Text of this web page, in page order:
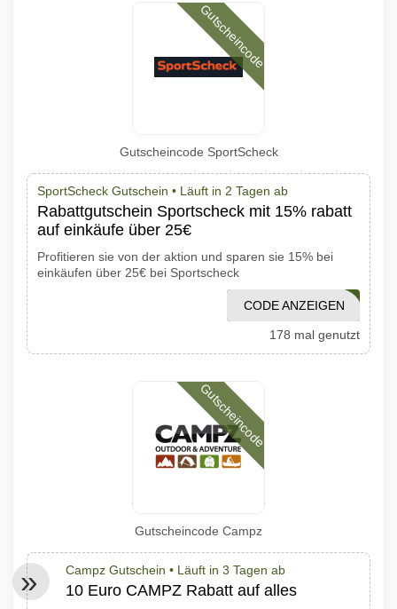
Gutscheincode
Gutscheincode SportScheck
SportScheck Gutschein • Läuft in 2 Tagen ab
Rabattgutschein Sportscheck mit 15% rabatt
auf einkäufe über 25€
Profitieren sie von der aktion und sparen sie 15% bei
einkäufen über 25€ bei Sportscheck
MUDDY23
CODE ANZEIGEN
178 mal genutzt
Gutscheincode
Gutscheincode Campz
Campz Gutschein • Läuft in 3 Tagen ab
10 Euro CAMPZ Rabatt auf alles